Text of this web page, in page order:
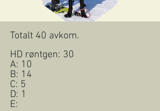
Totalt 40 avkom.
HD røntgen: 30
A: 10
B: 14
C: 5
D: 1
E: